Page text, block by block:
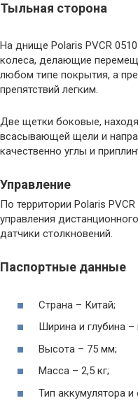
Тыльная сторона
На днище Polaris PVCR
колеса, делающие
любом типе покрытия, а
препятствий легким.
Две щетки боковые,
всасывающей щели и
качественно углы и
Управление
По территории Polaris
управления
датчики столкновений.
Паспортные данные
Страна – Китай;
Ширина и глубина –
Высота – 75 мм;
Масса – 2,5 кг;
Тип аккумулятора